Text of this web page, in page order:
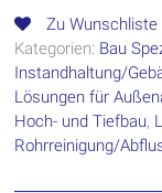
Zu Wunschliste
Kategorien: Bau
Instandhaltung/
Lösungen für
Hoch- und Tiefbau,
Rohrreinigung/